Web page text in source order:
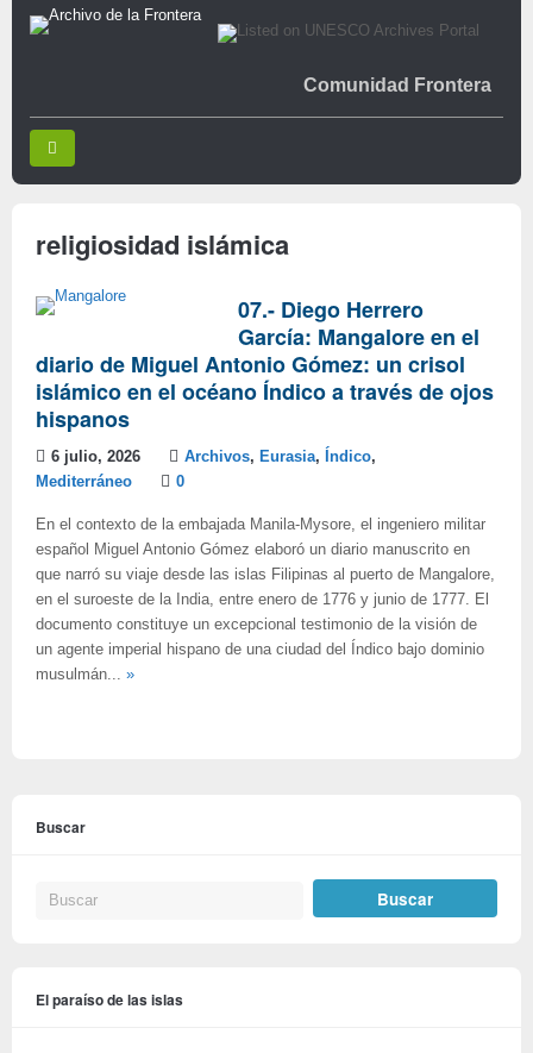
Comunidad Frontera
religiosidad islámica
07.- Diego Herrero
García: Mangalore en el
diario de Miguel Antonio Gómez: un crisol
islámico en el océano Índico a través de ojos
hispanos
6 julio, 2026 Archivos, Eurasia, Índico,
Mediterráneo
0
En el contexto de la embajada Manila-Mysore, el ingeniero militar
español Miguel Antonio Gómez elaboró un diario manuscrito en
que narró su viaje desde las islas Filipinas al puerto de Mangalore,
en el suroeste de la India, entre enero de 1776 y junio de 1777. El
documento constituye un excepcional testimonio de la visión de
un agente imperial hispano de una ciudad del Índico bajo dominio
musulmán... »
Buscar
El paraíso de las islas